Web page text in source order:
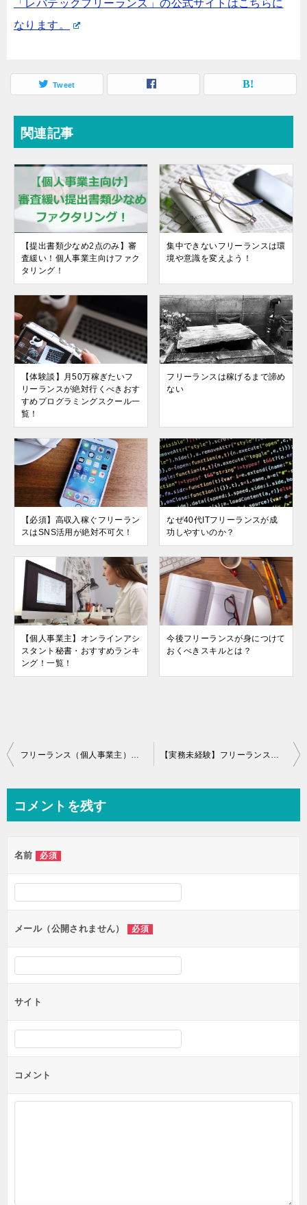
「レバテックフリーランス」の公式サイトはこちらに
なります。
Tweet
関連記事
【提出書類少なめ2点のみ】審
査緩い！個人事業主向けファク
タリング！
集中できないフリーランスは環
境や意識を変えよう！
【体験談】月50万稼ぎたいフ
リーランスが絶対行くべきおす
すめプログラミングスクール一
覧！
フリーランスは稼げるまで諦め
ない
【必須】高収入稼ぐフリーラン
スはSNS活用が絶対不可欠！
なぜ40代ITフリーランスが成
功しやすいのか？
【個人事業主】オンラインアシ
スタント秘書・おすすめランキ
ング！一覧！
今後フリーランスが身につけて
おくべきスキルとは？
投
ビ
ー
シ
ョ
ン
フリーランス（個人事業主）ってどんな仕事があるの？ 【実務未経験】フリーランスエンジニアが案件/仕事をもらう方法！
コメントを残す
名前 必須
メール（公開されません） 必須
サイト
コメント